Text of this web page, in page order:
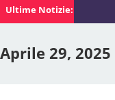
Ultime Notizie:
Aprile 29, 2025